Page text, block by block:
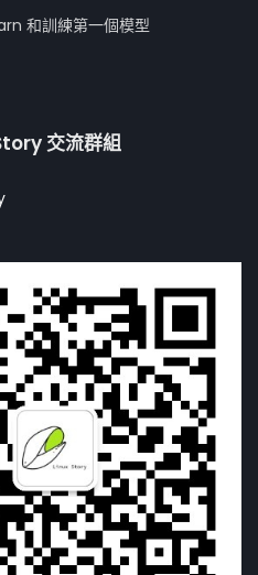
和訓練第一個模型
交流群組